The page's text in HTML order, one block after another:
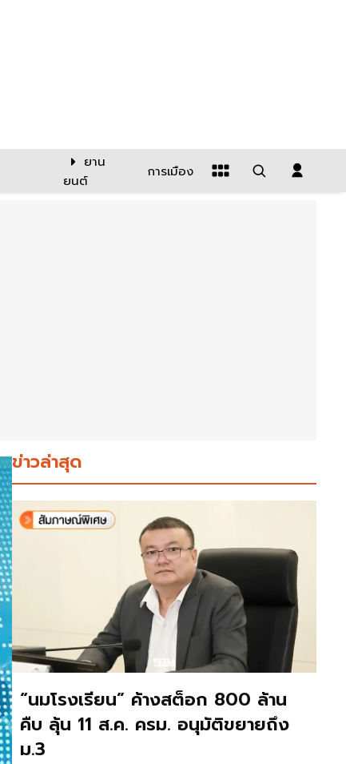
ยาน
ยนต์
การเมือง
ข่าวล่าสุด
“นมโรงเรียน” ค้างสต็อก 800 ล้าน
คืบ ลุ้น 11 ส.ค. ครม. อนุมัติขยายถึง
ม.3